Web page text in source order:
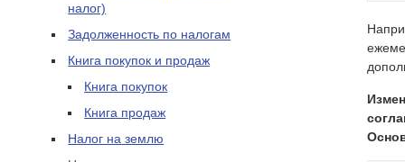
налог)
Задолженность по налогам
Книга покупок и продаж
Книга покупок
Книга продаж
Налог на землю